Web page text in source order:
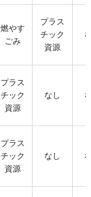
燃やす
ごみ
プラス
チック
資源
プラス
チック
資源
なし
プラス
チック
資源
なし